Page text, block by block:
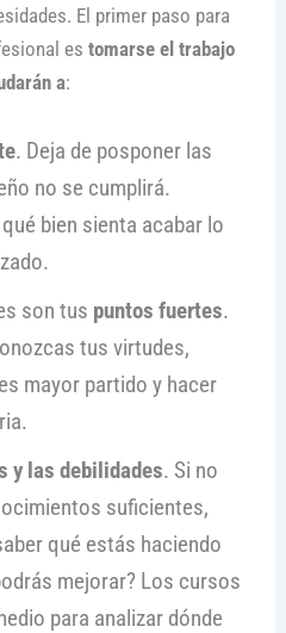
El primer paso para
es tomarse el trabajo
a:
. Deja de posponer las
no se cumplirá.
bien sienta acabar lo
son tus puntos fuertes.
tus virtudes,
mayor partido y hacer
y las debilidades. Si no
suficientes,
qué estás haciendo
mejorar? Los cursos
para analizar dónde